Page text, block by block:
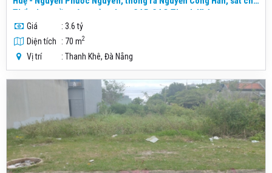
Thẩm Len, gần các trường học, CAP, CAQ Thanh Khê
Giá
: 3.6 tỷ
Diện tích
: 70 m2
Vị trí : Thanh Khê, Đà Nẵng